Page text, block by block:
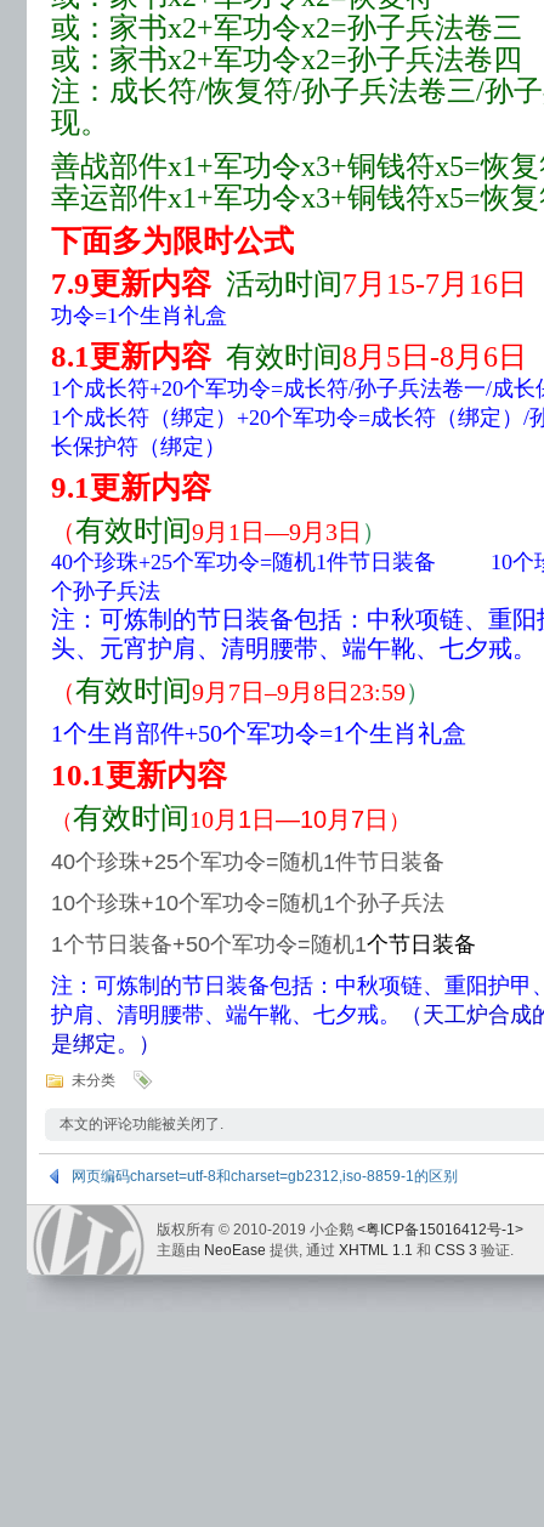
或：家书x2+军功令x2=孙子兵法卷三
或：家书x2+军功令x2=孙子兵法卷四
注：成长符/恢复符/孙子兵法卷三/孙
现。
善战部件x1+军功令x3+铜钱符x5=恢
幸运部件x1+军功令x3+铜钱符x5=恢
下面多为限时公式
7.9更新内容 活动时间7月15-7月16日
功令=1个生肖礼盒
8.1更新内容 有效时间8月5日-8月6日
1个成长符+20个军功令=成长符/孙子兵法卷一/成长
1个成长符（绑定）+20个军功令=成长符（绑定）/
长保护符（绑定）
9.1更新内容
（有效时间9月1日—9月3日 ）
40个珍珠+25个军功令=随机1件节日装备 10个
个孙子兵法
注：可炼制的节日装备包括：中秋项链、重
头、元宵护肩、清明腰带、端午靴、七夕戒。
（有效时间9月7日–9月8日23:59）
1个生肖部件+50个军功令=1个生肖礼盒
10.1更新内容
（有效时间10月1日—10月7日 ）
40个珍珠+25个军功令=随机1件节日装备
10个珍珠+10个军功令=随机1个孙子兵法
1个节日装备+50个军功令=随机1个节日装备
注：可炼制的节日装备包括：中秋项链、重阳护甲
护肩、清明腰带、端午靴、七夕戒。
（天工炉合
是绑定。）
未分类
本文的评论功能被关闭了.
网页编码charset=utf-8和charset=gb2312,iso-8859-1的区别
版权所有 © 2010-2019 小企鹅 <粤ICP备15016412号-1>
主题由 NeoEase 提供, 通过 XHTML 1.1 和 CSS 3 验证.